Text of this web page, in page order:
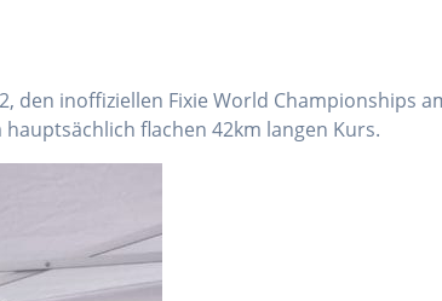
den inoffiziellen Fixie World Championships
flachen 42km langen Kurs.